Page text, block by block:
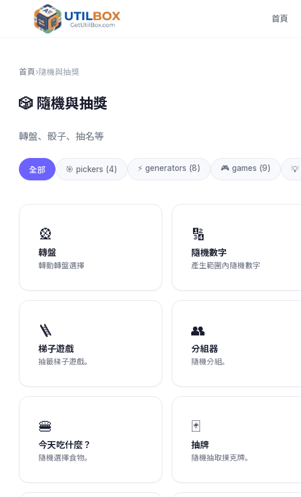
首頁
首頁›隨機與抽獎
🎲 隨機與抽獎
轉盤、骰子、抽名等
全部 🎯 pickers (4) ⚡ generators (8) 🎮 games (9) 💡
🎡
轉盤
轉動轉盤選擇
🔢
隨機數字
產生範圍內隨機數字
🪜
梯子遊戲
抽籤梯子遊戲。
👥
分組器
隨機分組。
🍔
今天吃什麼？
隨機選擇食物。
🃏
抽牌
隨機抽取撲克牌。